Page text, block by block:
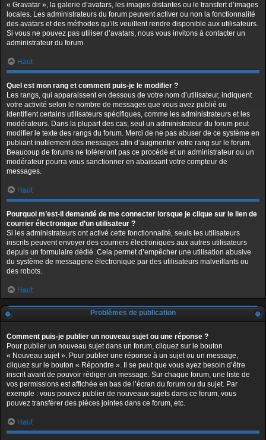
« Gravatar », la galerie d’avatars, les images distantes ou le transfert d’images
locales. Les administrateurs du forum peuvent activer ou non la fonctionnalité
des avatars et des méthodes qu’ils veuillent rendre disponible aux utilisateurs.
Si vous ne pouvez pas utiliser d’avatars, nous vous invitons à contacter un
administrateur du forum.
Haut
Quel est mon rang et comment puis-je le modifier ?
Les rangs, qui apparaissent en dessous de votre nom d’utilisateur, indiquent
votre activité selon le nombre de messages que vous avez publié ou
identifient certains utilisateurs spécifiques, comme les administrateurs et les
modérateurs. Dans la plupart des cas, seul un administrateur du forum peut
modifier le texte des rangs du forum. Merci de ne pas abuser de ce système en
publiant inutilement des messages afin d’augmenter votre rang sur le forum.
Beaucoup de forums ne toléreront pas ce procédé et un administrateur ou un
modérateur pourra vous sanctionner en abaissant votre compteur de
messages.
Haut
Pourquoi m’est-il demandé de me connecter lorsque je clique sur le lien de
courrier électronique d’un utilisateur ?
Si les administrateurs ont activé cette fonctionnalité, seuls les utilisateurs
inscrits peuvent envoyer des courriers électroniques aux autres utilisateurs
depuis un formulaire dédié. Cela permet d’empêcher une utilisation abusive
du système de messagerie électronique par des utilisateurs malveillants ou
des robots.
Haut
Problèmes de publication
Comment puis-je publier un nouveau sujet ou une réponse ?
Pour publier un nouveau sujet dans un forum, cliquez sur le bouton
« Nouveau sujet ». Pour publier une réponse à un sujet ou un message,
cliquez sur le bouton « Répondre ». Il se peut que vous ayez besoin d’être
inscrit avant de pouvoir rédiger un message. Sur chaque forum, une liste de
vos permissions est affichée en bas de l’écran du forum ou du sujet. Par
exemple : vous pouvez publier de nouveaux sujets dans ce forum, vous
pouvez transférer des pièces jointes dans ce forum, etc.
Haut